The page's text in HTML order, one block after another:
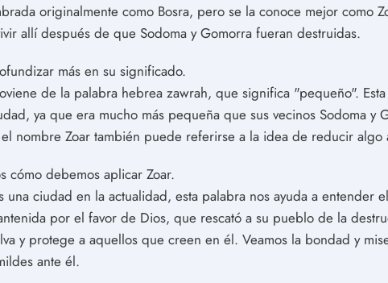
originalmente como Bosra, pero se la conoce mejor como
allí después de que Sodoma y Gomorra fueran destruidas.
más en su significado.
de la palabra hebrea zawrah, que significa "pequeño".
ya que era mucho más pequeña que sus vecinos Sodoma y
nombre Zoar también puede referirse a la idea de reducir algo
cómo debemos aplicar Zoar.
una ciudad en la actualidad, esta palabra nos ayuda a entender
por el favor de Dios, que rescató a su pueblo de la
y protege a aquellos que creen en él. Veamos la bondad y
ante él.